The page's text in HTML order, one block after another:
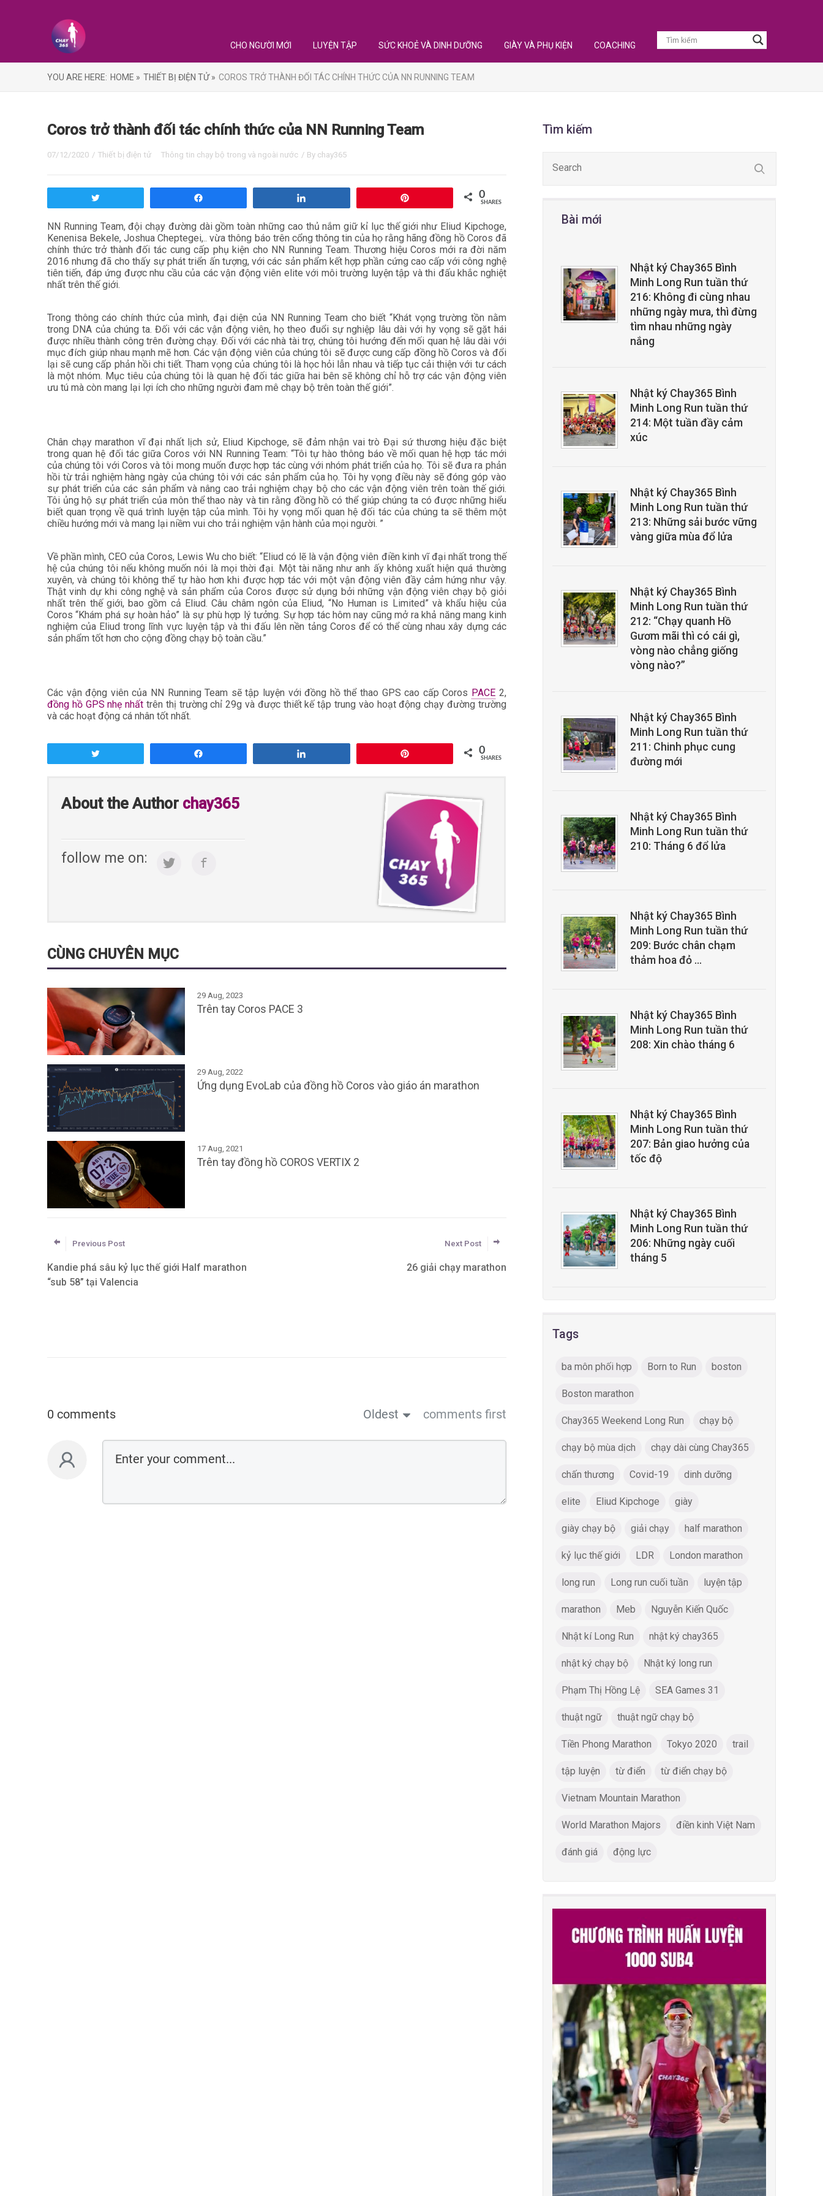
CHO NGƯỜI MỚI LUYỆN TẬP SỨC KHOẺ VÀ DINH DƯỠNG GIÀY VÀ PHỤ KIỆN COACHING
YOU ARE HERE: HOME » THIẾT BỊ ĐIỆN TỬ » COROS TRỞ THÀNH ĐỐI TÁC CHÍNH THỨC CỦA NN RUNNING TEAM
Tìm kiếm
Bài mới
Nhật ký Chay365 Bình
Minh Long Run tuần thứ
216: Không đi cùng nhau
những ngày mưa, thì đừng
tìm nhau những ngày
nắng
Nhật ký Chay365 Bình
Minh Long Run tuần thứ
214: Một tuần đầy cảm
xúc
Nhật ký Chay365 Bình
Minh Long Run tuần thứ
213: Những sải bước vững
vàng giữa mùa đổ lửa
Nhật ký Chay365 Bình
Minh Long Run tuần thứ
212: “Chạy quanh Hồ
Gươm mãi thì có cái gì,
vòng nào chẳng giống
vòng nào?”
Nhật ký Chay365 Bình
Minh Long Run tuần thứ
211: Chinh phục cung
đường mới
Nhật ký Chay365 Bình
Minh Long Run tuần thứ
210: Tháng 6 đổ lửa
Nhật ký Chay365 Bình
Minh Long Run tuần thứ
209: Bước chân chạm
thảm hoa đỏ …
Nhật ký Chay365 Bình
Minh Long Run tuần thứ
208: Xin chào tháng 6
Nhật ký Chay365 Bình
Minh Long Run tuần thứ
207: Bản giao hưởng của
tốc độ
Nhật ký Chay365 Bình
Minh Long Run tuần thứ
206: Những ngày cuối
tháng 5
Tags
ba môn phối hợp Born to Run boston
Boston marathon
Chay365 Weekend Long Run chạy bộ
chạy bộ mùa dịch chạy dài cùng Chay365
chấn thương Covid-19 dinh dưỡng
elite Eliud Kipchoge giày
giày chạy bộ giải chạy half marathon
kỷ lục thế giới LDR London marathon
long run Long run cuối tuần luyện tập
marathon Meb Nguyễn Kiến Quốc
Nhật kí Long Run nhật ký chay365
nhật ký chạy bộ Nhật ký long run
Phạm Thị Hồng Lệ SEA Games 31
thuật ngữ thuật ngữ chạy bộ
Tiền Phong Marathon Tokyo 2020 trail
tập luyện từ điển từ điển chạy bộ
Vietnam Mountain Marathon
World Marathon Majors điền kinh Việt Nam
đánh giá động lực
Coros trở thành đối tác chính thức của NN Running Team
07/12/2020 / Thiết bị điện tử Thông tin chạy bộ trong và ngoài nước / By chay365
0
SHARES
NN Running Team, đội chạy đường dài gồm toàn những cao thủ nắm giữ kỉ lục thế giới như Eliud Kipchoge,
Kenenisa Bekele, Joshua Cheptegei,.. vừa thông báo trên cổng thông tin của họ rằng hãng đồng hồ Coros đã
chính thức trở thành đối tác cung cấp phụ kiện cho NN Running Team. Thương hiệu Coros mới ra đời năm
2016 nhưng đã cho thấy sự phát triển ấn tượng, với các sản phẩm kết hợp phần cứng cao cấp với công nghệ
tiên tiến, đáp ứng được nhu cầu của các vận động viên elite với môi trường luyện tập và thi đấu khắc nghiệt
nhất trên thế giới.
Trong thông cáo chính thức của mình, đại diện của NN Running Team cho biết “Khát vọng trường tồn nằm
trong DNA của chúng ta. Đối với các vận động viên, họ theo đuổi sự nghiệp lâu dài với hy vọng sẽ gặt hái
được nhiều thành công trên đường chạy. Đối với các nhà tài trợ, chúng tôi hướng đến mối quan hệ lâu dài với
mục đích giúp nhau mạnh mẽ hơn. Các vận động viên của chúng tôi sẽ được cung cấp đồng hồ Coros và đổi
lại sẽ cung cấp phản hồi chi tiết. Tham vọng của chúng tôi là học hỏi lẫn nhau và tiếp tục cải thiện với tư cách
là một nhóm. Mục tiêu của chúng tôi là quan hệ đối tác giữa hai bên sẽ không chỉ hỗ trợ các vận động viên
ưu tú mà còn mang lại lợi ích cho những người đam mê chạy bộ trên toàn thế giới”.
Chân chạy marathon vĩ đại nhất lịch sử, Eliud Kipchoge, sẽ đảm nhận vai trò Đại sứ thương hiệu đặc biệt
trong quan hệ đối tác giữa Coros với NN Running Team: “Tôi tự hào thông báo về mối quan hệ hợp tác mới
của chúng tôi với Coros và tôi mong muốn được hợp tác cùng với nhóm phát triển của họ. Tôi sẽ đưa ra phản
hồi từ trải nghiệm hàng ngày của chúng tôi với các sản phẩm của họ. Tôi hy vọng điều này sẽ đóng góp vào
sự phát triển của các sản phẩm và nâng cao trải nghiệm chạy bộ cho các vận động viên trên toàn thế giới.
Tôi ủng hộ sự phát triển của môn thể thao này và tin rằng đồng hồ có thể giúp chúng ta có được những hiểu
biết quan trọng về quá trình luyện tập của mình. Tôi hy vọng mối quan hệ đối tác của chúng ta sẽ thêm một
chiều hướng mới và mang lại niềm vui cho trải nghiệm vận hành của mọi người. ”
Về phần mình,CEO của Coros, Lewis Wu cho biết: “Eliud có lẽ là vận động viên điền kinh vĩ đại nhất trong thế
hệ của chúng tôi nếu không muốn nói là mọi thời đại. Một tài năng như anh ấy không xuất hiện quá thường
xuyên, và chúng tôi không thể tự hào hơn khi được hợp tác với một vận động viên đầy cảm hứng như vậy.
Thật vinh dự khi công nghệ và sản phẩm của Coros được sử dụng bởi những vận động viên chạy bộ giỏi
nhất trên thế giới, bao gồm cả Eliud. Câu châm ngôn của Eliud, “No Human is Limited” và khẩu hiệu của
Coros “Khám phá sự hoàn hảo” là sự phù hợp lý tưởng. Sự hợp tác hôm nay cũng mở ra khả năng mang kinh
nghiệm của Eliud trong lĩnh vực luyện tập và thi đấu lên nền tảng Coros để có thể cùng nhau xây dựng các
sản phẩm tốt hơn cho cộng đồng chạy bộ toàn cầu.”
Các vận động viên của NN Running Team sẽ tập luyện với đồng hồ thể thao GPS cao cấp Coros PACE 2,
đồng hồ GPS nhẹ nhất trên thị trường chỉ 29g và được thiết kế tập trung vào hoạt động chạy đường trường
và các hoạt động cá nhân tốt nhất.
0
SHARES
About the Author chay365
follow me on:
CÙNG CHUYÊN MỤC
29 Aug, 2023
Trên tay Coros PACE 3
29 Aug, 2022
Ứng dụng EvoLab của đồng hồ Coros vào giáo án marathon
17 Aug, 2021
Trên tay đồng hồ COROS VERTIX 2
Previous Post
Kandie phá sâu kỷ lục thế giới Half marathon
“sub 58” tại Valencia
Next Post
26 giải chạy marathon
0 comments Oldest comments first